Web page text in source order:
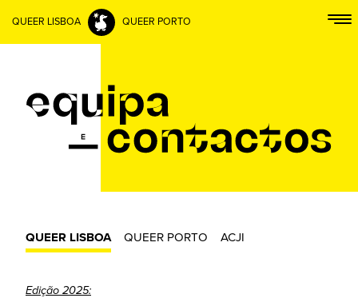
QUEER LISBOA QUEER PORTO
QUEER LISBOA QUEER PORTO ACJI
Edição 2025: